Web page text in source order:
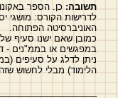
תשובה:כן. הספר
לדרישות הקורס: מושגי
האוניברסיטה הפתוחה.
כמובן שאם ישנו סעיף
במפגשים או בממ"נים -
ניתן לדלג על סעיפים
הלימוד) מבלי לחשוש